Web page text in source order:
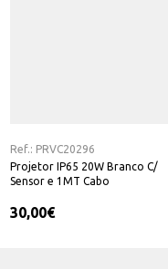
Ref.: PRVC20296
Projetor IP65 20W Branco C/
Sensor e 1MT Cabo
30,00€